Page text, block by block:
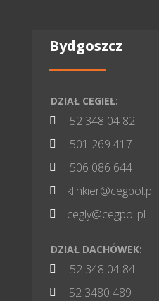
Bydgoszcz
DZIAŁ CEGIEŁ:
 52 348 04 82
 501 269 417
 506 086 644
 klinkier@cegpol.pl
 cegly@cegpol.pl
DZIAŁ DACHÓWEK:
 52 348 04 84
 .52 3480 489